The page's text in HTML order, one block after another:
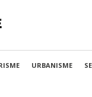
URBANISME